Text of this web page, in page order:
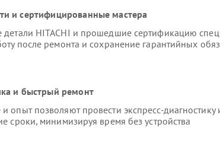
и сертифицированные мастера
детали HITACHI и прошедшие сертификацию
после ремонта и сохранение гарантийных
и быстрый ремонт
опыт позволяют провести экспресс-диагностику
сроки, минимизируя время без устройства